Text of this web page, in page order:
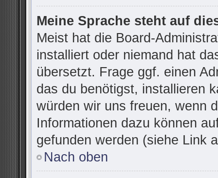
Meine Sprache steht auf
Meist hat die Board-
installiert oder niemand hat
übersetzt. Frage ggf. einen
das du benötigst, installieren
würden wir uns freuen, wenn
Informationen dazu können
gefunden werden (siehe Link
Nach oben